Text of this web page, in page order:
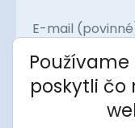
E-mail
Projekt
poskytli čo